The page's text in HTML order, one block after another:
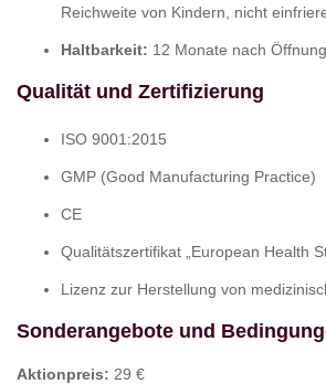
Reichweite von Kindern, nicht
Haltbarkeit: 12 Monate nach Öffnung.
Qualität und Zertifizierung
ISO 9001:2015
GMP (Good Manufacturing Practice)
CE
Qualitätszertifikat „European Health
Lizenz zur Herstellung von
Sonderangebote und
Aktionpreis: 29 €